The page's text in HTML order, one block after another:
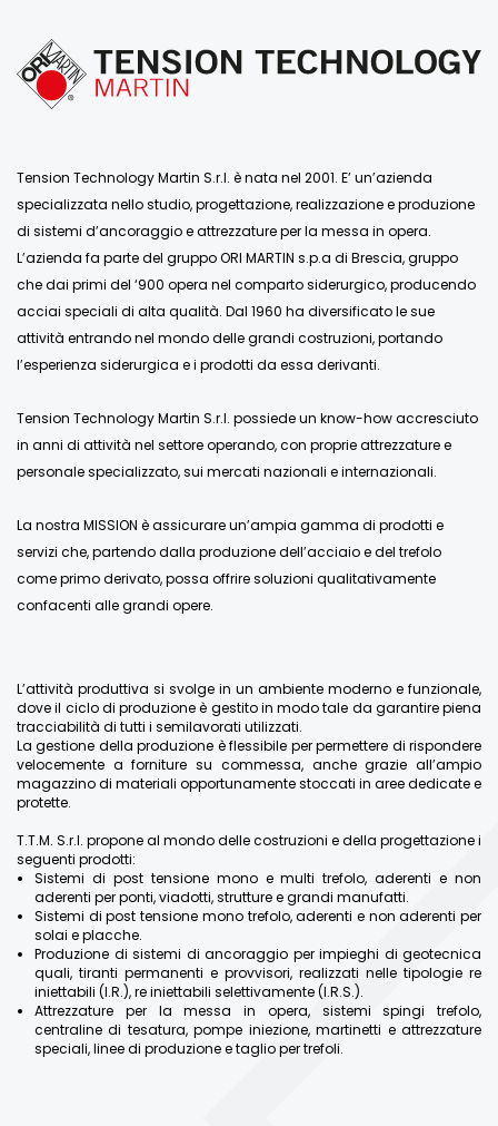
Tension Technology Martin S.r.l. è nata nel 2001. E’ un’azienda
specializzata nello studio, progettazione, realizzazione e produzione
di sistemi d’ancoraggio e attrezzature per la messa in opera.
L’azienda fa parte del gruppo ORI MARTIN s.p.a di Brescia, gruppo
che dai primi del ‘900 opera nel comparto siderurgico, producendo
acciai speciali di alta qualità. Dal 1960 ha diversificato le sue
attività entrando nel mondo delle grandi costruzioni, portando
l’esperienza siderurgica e i prodotti da essa derivanti.
Tension Technology Martin S.r.l. possiede un know-how accresciuto
in anni di attività nel settore operando, con proprie attrezzature e
personale specializzato, sui mercati nazionali e internazionali.
La nostra MISSION è assicurare un’ampia gamma di prodotti e
servizi che, partendo dalla produzione dell’acciaio e del trefolo
come primo derivato, possa offrire soluzioni qualitativamente
confacenti alle grandi opere.
L’attività produttiva si svolge in un ambiente moderno e funzionale,
dove il ciclo di produzione è gestito in modo tale da garantire piena
tracciabilità di tutti i semilavorati utilizzati.
La gestione della produzione è flessibile per permettere di rispondere
velocemente a forniture su commessa, anche grazie all’ampio
magazzino di materiali opportunamente stoccati in aree dedicate e
protette.
T.T.M. S.r.l. propone al mondo delle costruzioni e della progettazione i
seguenti prodotti:
Sistemi di post tensione mono e multi trefolo, aderenti e non
aderenti per ponti, viadotti, strutture e grandi manufatti.
Sistemi di post tensione mono trefolo, aderenti e non aderenti per
solai e placche.
Produzione di sistemi di ancoraggio per impieghi di geotecnica
quali, tiranti permanenti e provvisori, realizzati nelle tipologie re
iniettabili (I.R.), re iniettabili selettivamente (I.R.S.).
Attrezzature per la messa in opera, sistemi spingi trefolo,
centraline di tesatura, pompe iniezione, martinetti e attrezzature
speciali, linee di produzione e taglio per trefoli.